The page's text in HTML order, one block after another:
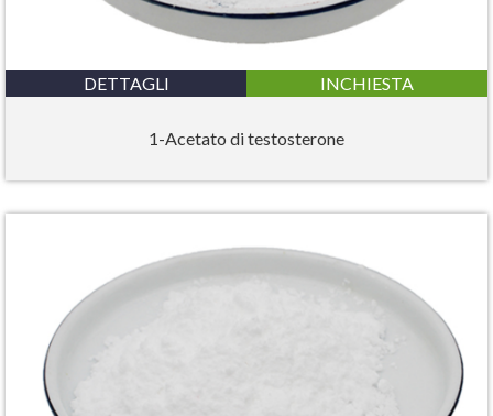
DETTAGLI INCHIESTA
1-Acetato di testosterone